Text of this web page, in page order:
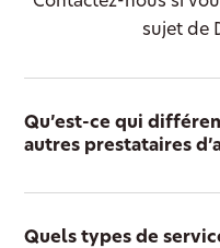
sujet de
Qu’est-ce qui
autres prestataires
Quels types de